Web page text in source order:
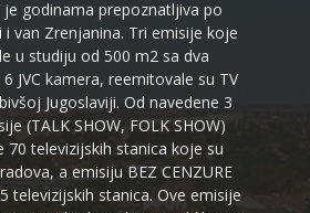
je godinama prepoznatljiva po
van Zrenjanina. Tri emisije koje
u studiju od 500 m2 sa dva
JVC kamera, reemitovale su TV
Jugoslaviji. Od navedene 3
(TALK SHOW, FOLK SHOW)
70 televizijskih stanica koje su
a emisiju BEZ CENZURE
televizijskih stanica. Ove emisije